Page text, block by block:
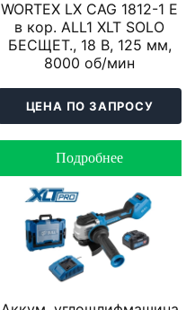
WORTEX LX CAG 1812-1 E
в кор. ALL1 XLT SOLO
БЕСЩЕТ., 18 В, 125 мм,
8000 об/мин
ЦЕНА ПО ЗАПРОСУ
Подробнее